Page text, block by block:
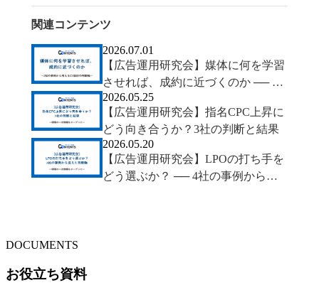
関連コンテンツ
2026.07.01
【広告運用研究会】媒体に何を学習
させれば、成約に近づくのか ── 2
社の事例から考えるCV設計の判断
軸
2026.05.25
【広告運用研究会】指名CPC上昇に
どう向き合うか？3社の判断と結果
2026.05.20
【広告運用研究会】LPOの打ち手を
どう選ぶか？ ── 4社の事例から見
DOCUMENTS
お役立ち資料